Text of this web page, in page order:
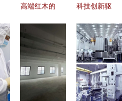
高端红木的
透明隐藏伸
缩五金的艺
术体现在哪
里？
科技创新驱
材料助力建
筑行业迈向
高质量发展
新时代